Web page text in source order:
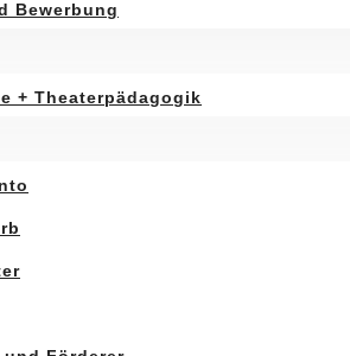
Bewerbung
+ Theaterpädagogik